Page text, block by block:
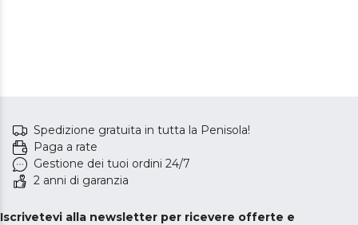
Spedizione gratuita in tutta la Penisola!
Paga a rate
Gestione dei tuoi ordini 24/7
2 anni di garanzia
Iscrivetevi alla newsletter per ricevere offerte e